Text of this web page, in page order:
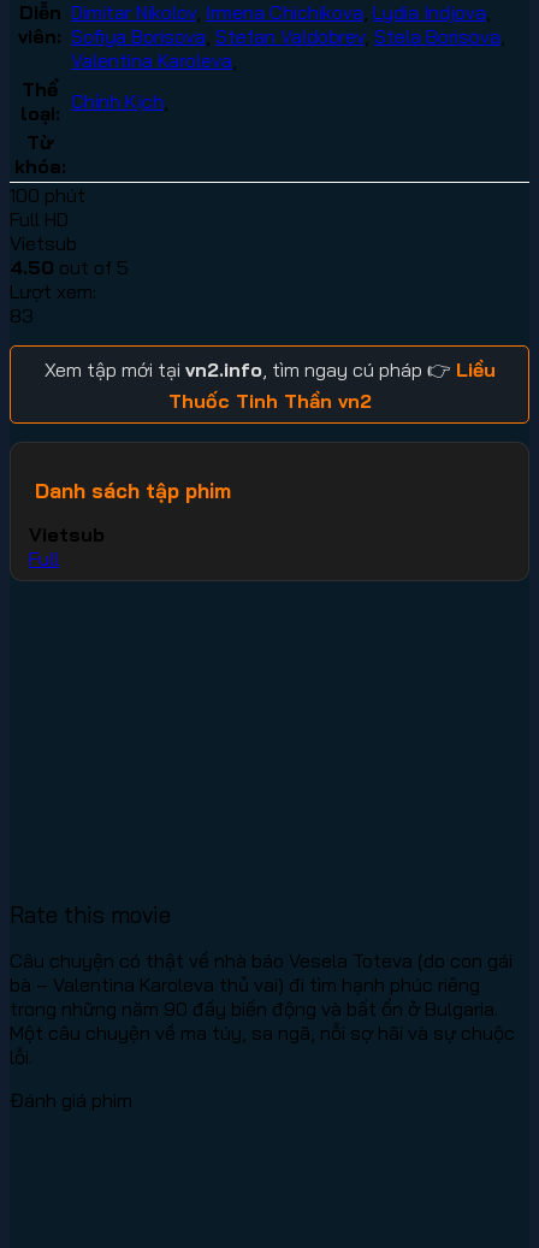
Diễn
viên:
Dimitar Nikolov, Irmena Chichikova Lydia Indjova
Sofiya Borisova Stefan Valdobrev, Stela Borisova
Valentina Karoleva
Thể
loại: Chính Kịch
Từ
khóa:
100 phút
Full HD
Vietsub
4.50 out of 5
Lượt xem:
83
Xem tập mới tại vn2.info, tìm ngay cú pháp 👉 Liều
Thuốc Tinh Thần vn2
Danh sách tập phim
Vietsub
Full
Rate this movie
Câu chuyện có thật về nhà báo Vesela Toteva (do con gái
bà – Valentina Karoleva thủ vai) đi tìm hạnh phúc riêng
trong những năm 90 đầy biến động và bất ổn ở Bulgaria.
Một câu chuyện về ma túy, sa ngã, nỗi sợ hãi và sự chuộc
lỗi.
Đánh giá phim